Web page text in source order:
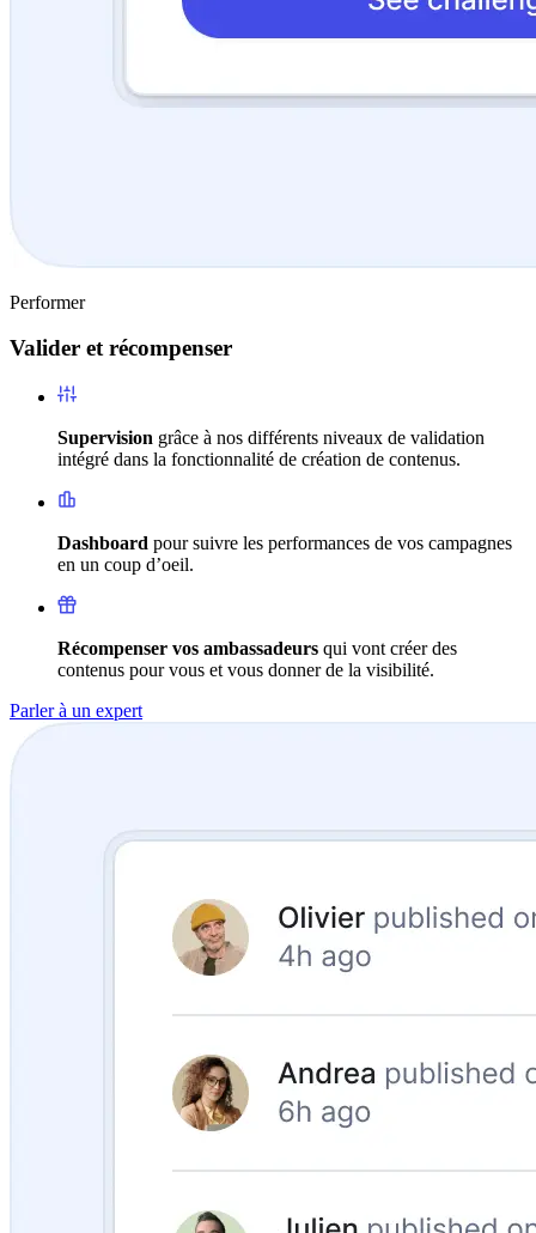
Performer
Valider et récompenser
Supervision grâce à nos différents niveaux de validation
intégré dans la fonctionnalité de création de contenus.
Dashboard pour suivre les performances de vos campagnes
en un coup d’oeil.
Récompenser vos ambassadeurs qui vont créer des
contenus pour vous et vous donner de la visibilité.
Parler à un expert